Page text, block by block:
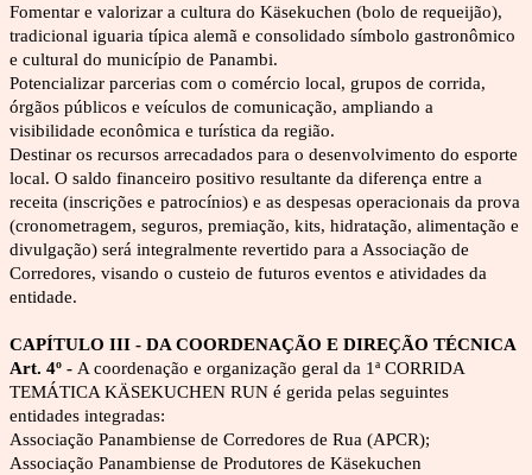
Fomentar e valorizar a cultura do Käsekuchen (bolo de requeijão),
tradicional iguaria típica alemã e consolidado símbolo gastronômico
e cultural do município de Panambi.
Potencializar parcerias com o comércio local, grupos de corrida,
órgãos públicos e veículos de comunicação, ampliando a
visibilidade econômica e turística da região.
Destinar os recursos arrecadados para o desenvolvimento do esporte
local. O saldo financeiro positivo resultante da diferença entre a
receita (inscrições e patrocínios) e as despesas operacionais da prova
(cronometragem, seguros, premiação, kits, hidratação, alimentação e
divulgação) será integralmente revertido para a Associação de
Corredores, visando o custeio de futuros eventos e atividades da
entidade.
CAPÍTULO III - DA COORDENAÇÃO E DIREÇÃO TÉCNICA
Art. 4º - A coordenação e organização geral da 1ª CORRIDA
TEMÁTICA KÄSEKUCHEN RUN é gerida pelas seguintes
entidades integradas:
Associação Panambiense de Corredores de Rua (APCR);
Associação Panambiense de Produtores de Käsekuchen